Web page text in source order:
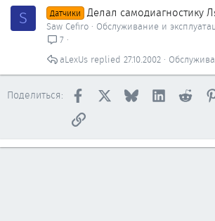
S Датчики Делал самодиагностику
Saw Cefiro
Обслуживание и
7
27.10.2002
aLexUs
Поделиться: Facebook BlueskyLinkedIn
Ссылка